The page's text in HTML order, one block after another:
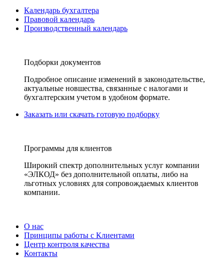
Календарь бухгалтера
Правовой календарь
Производственный календарь
Подборки документов
Подробное описание изменений в законодательстве,
актуальные новшества, связанные с налогами и
бухгалтерским учетом в удобном формате.
Заказать или скачать готовую подборку
Программы для клиентов
Широкий спектр дополнительных услуг компании
«ЭЛКОД» без дополнительной оплаты, либо на
льготных условиях для сопровождаемых клиентов
компании.
О нас
Принципы работы с Клиентами
Центр контроля качества
Контакты